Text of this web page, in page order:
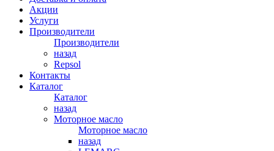
Акции
Услуги
Производители
Производители
назад
Repsol
Контакты
Каталог
Каталог
назад
Моторное масло
Моторное масло
назад